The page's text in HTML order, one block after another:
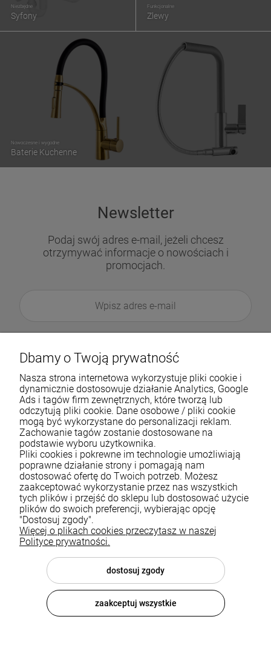
Nowoczesne i wygodne
Baterie Kuchenne
Niezbędne
Syfony
Funkcjonalne
Zlewy
Newsletter
Podaj swój adres e-mail, jeżeli chcesz
otrzymywać informacje o nowościach i
promocjach.
Pomoc
Moje konto
Płatności i dostawa
Informacje
Dbamy o Twoją prywatność
Nasza strona internetowa wykorzystuje pliki cookie i
dynamicznie dostosowuje działanie Analytics, Google
Ads i tagów firm zewnętrznych, które tworzą lub
odczytują pliki cookie. Dane osobowe / pliki cookie
mogą być wykorzystane do personalizacji reklam.
Zachowanie tagów zostanie dostosowane na
podstawie wyboru użytkownika.
Pliki cookies i pokrewne im technologie umożliwiają
poprawne działanie strony i pomagają nam
dostosować ofertę do Twoich potrzeb. Możesz
zaakceptować wykorzystanie przez nas wszystkich
tych plików i przejść do sklepu lub dostosować użycie
plików do swoich preferencji, wybierając opcję
"Dostosuj zgody".
Więcej o plikach cookies przeczytasz w naszej
Polityce prywatności.
dostosuj zgody
zaakceptuj wszystkie